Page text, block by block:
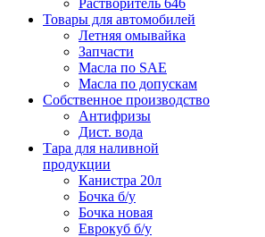
Растворитель 646
Товары для автомобилей
Летняя омывайка
Запчасти
Масла по SAE
Масла по допускам
Собственное производство
Антифризы
Дист. вода
Тара для наливной
продукции
Канистра 20л
Бочка б/у
Бочка новая
Еврокуб б/у